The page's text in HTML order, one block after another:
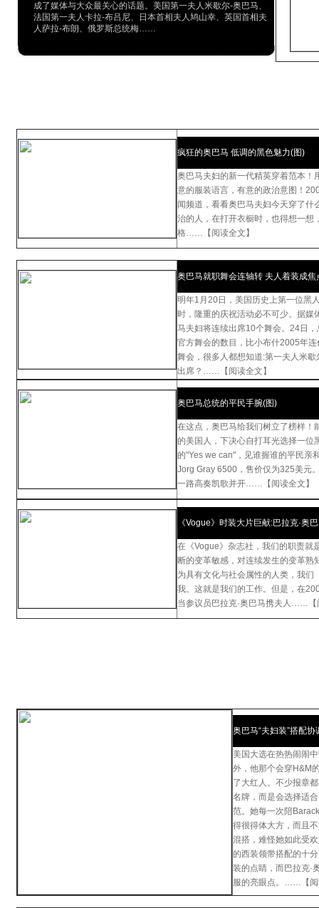
成了媒体与大众最关心的话题。美国第一夫人米歇尔-奥巴马、
法国第一夫人卡拉-布吕尼、日本首相夫人鸠山幸、英国首相夫
人萨拉-布朗、俄罗斯总统梅……
疯狂的奥巴马 低调的黑色魅力(图)
奥巴马夫妇的新一代精英穿着范本！
意的服装语言，有意的政治意图！
闻频道，看看奥巴马夫妇今天穿了什
治的人，在打开衣橱时，也得想一想
格……【阅读全文】
奥巴马就职舞会连轴转 夫人着装成焦
明年1月20日，美国历史上第一位黑
时，隆重的庆祝活动必不可少。据媒
马夫妇将连续出席10个舞会。24日
官方舞会的数目，比小布什2005年
舞会，很多人都想知道:第一夫人米
出席？……【阅读全文】
奥巴马总统的平民手腕(图)
在这点，奥巴马给我们树立了榜样！
的美国人，下决心自打耳光选择一位
的"Yes we can"，见谁握谁的平民亲
Jorg Gray 6500，售价仅为325美元
一路高奏凯歌并开……【阅读全文】
《Vogue》时装大片巨献:巴拉克·
在《Vogue》杂志社，我们的职责就
断的变革敏感，对连续发生的变革熟
为具有文化与社会属性的人类，我们
我。这就是我们的工作。但是，在
当参议员巴拉克·奥巴马携夫人……【
奥巴马“夫妇装”搭配
美国大选在热热闹闹
外，他那个会穿H&M
了大红人。不少报章
名牌，而是会选择适
范。她每一次陪
得很得体大方，而且
混搭，难怪她如此受
的西装领带搭配的十
装的点睛，而巴拉克·
服的亮眼点。……【阅